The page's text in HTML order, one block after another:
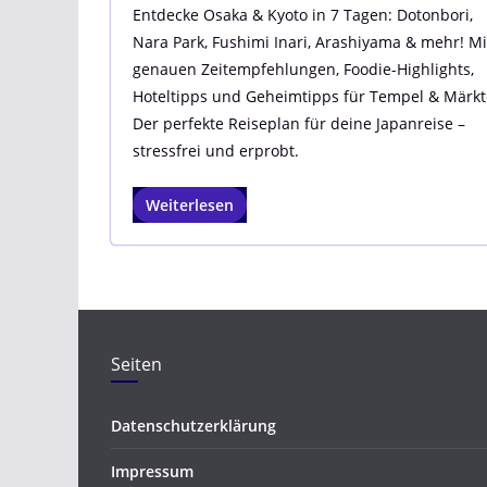
Entdecke Osaka & Kyoto in 7 Tagen: Dotonbori,
Nara Park, Fushimi Inari, Arashiyama & mehr!
genauen Zeitempfehlungen, Foodie-Highlights,
Hoteltipps und Geheimtipps für Tempel &
Der perfekte Reiseplan für deine Japanreise –
stressfrei und erprobt.
Weiterlesen
Seiten
Datenschutzerklärung
Impressum